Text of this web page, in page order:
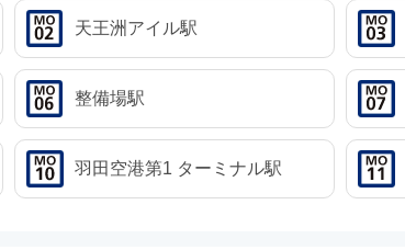
天王洲アイル駅
整備場駅
羽田空港第1 ターミナル駅